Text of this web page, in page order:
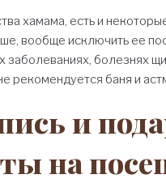
хамама, есть и
вообще исключить ее
заболеваниях, болезнях
рекомендуется баня и
и
на